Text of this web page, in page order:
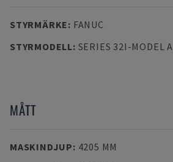
STYRMÄRKE: FANUC
STYRMODELL: SERIES 32I-MODEL A
MÅTT
MASKINDJUP: 4205 MM